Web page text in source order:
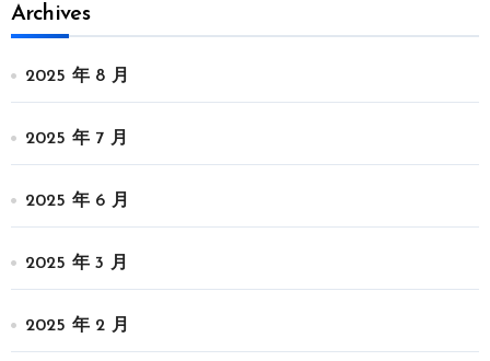
Archives
2025 年 8 月
2025 年 7 月
2025 年 6 月
2025 年 3 月
2025 年 2 月